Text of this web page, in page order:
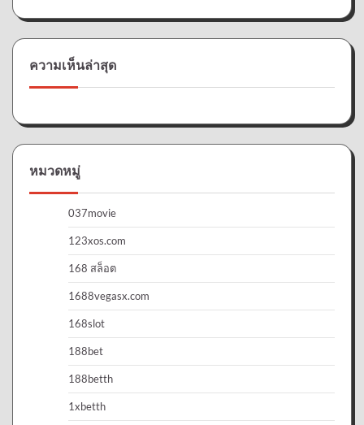
ความเห็นล่าสุด
หมวดหมู่
037movie
123xos.com
168 สล็อต
1688vegasx.com
168slot
188bet
188betth
1xbetth